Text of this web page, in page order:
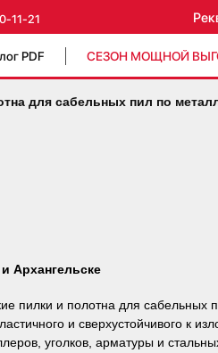
11-21
PDF СЕЗОН МОЩНОЙ
для сабельных пил по
Архангельске
пилки и полотна для сабельных
и сверхустойчивого к
уголков, арматуры и